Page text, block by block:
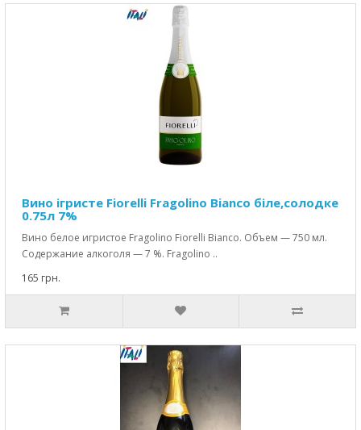
Вино ігристе Fiorelli Fragolino Bianco біле,солодке
0.75л 7%
Вино белое игристое Fragolino Fiorelli Bianco. Объем — 750 мл.
Содержание алкоголя — 7 %. Fragolino ..
165 грн.